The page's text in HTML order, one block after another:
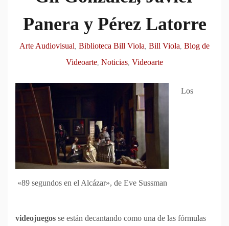
Panera y Pérez Latorre
Arte Audiovisual Biblioteca Bill Viola Bill Viola Blog de
Videoarte Noticias Videoarte
«89 segundos en el Alcázar», de Eve Sussman
Los
videojuegos se están decantando como una de las fórmulas